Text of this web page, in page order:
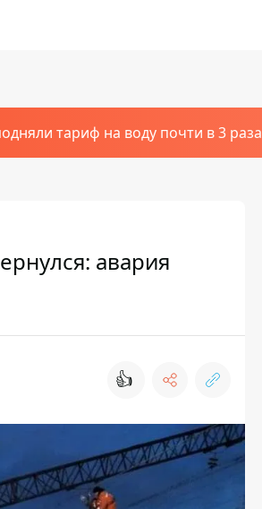
тариф на воду почти в 3 раза
авария
👍